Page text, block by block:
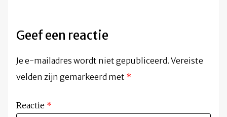
Geef een reactie
Je e-mailadres wordt niet gepubliceerd. Vereiste
velden zijn gemarkeerd met *
Reactie *